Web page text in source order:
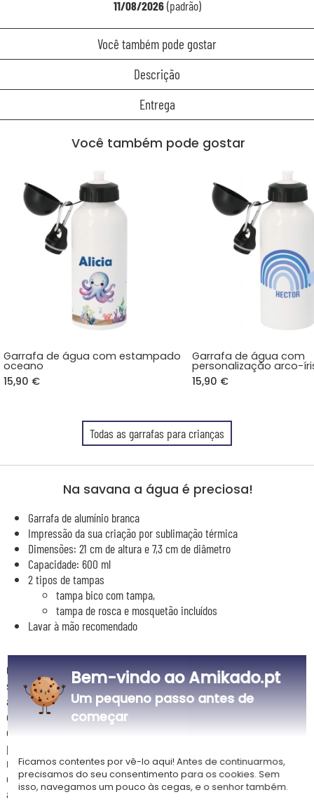
11/08/2026(padrão)
Você também pode gostar
Descrição
Entrega
Você também pode gostar
Garrafa de água com estampado
oceano
15,90 €
Garrafa de água com
personalização arco-
15,90 €
Todas as garrafas para crianças
Na savana a água é preciosa!
Garrafa de alumínio branca
Impressão da sua criação por sublimação térmica
Dimensões: 21 cm de altura e 7,3 cm de diâmetro
Capacidade: 600 ml
2 tipos de tampas
tampa bico com tampa,
tampa de rosca e mosquetão incluídos
Lavar à mão recomendado
Ofereça esta encantadora garrafa personalizada com um decoração
safari a uma criança para a escola ou a creche na ocasião do regresso
às aulas ou qualquer outro evento. A impressão do seu nome permitirá
que ela reconheça facilmente a sua garrafa, evitando perdas ou trocas,
e a encorajará a hidratar-se regularmente. Esta garrafa de 600 mL
permanece suficientemente leve para não sobrecarregar muito a sua
mochila. Escolha a fonte do seu nome, e pronto! ... você só tem que
encomendar este acessório prático e original para a escola que poderá
associar, se desejar, a uma caixa de lanche adornada com os mesmos
Bem-vindo ao Amikado.pt
Um pequeno passo antes de
começar
Ficamos contentes por vê-lo aqui! Antes de continuarmos,
precisamos do seu consentimento para os cookies. Sem
isso, navegamos um pouco às cegas, e o senhor também.